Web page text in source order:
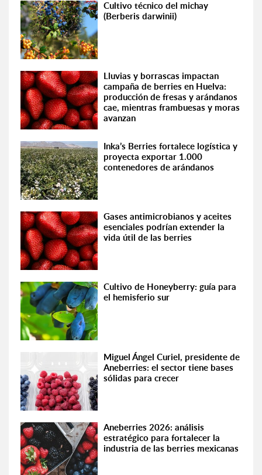
Cultivo técnico del michay
(Berberis darwinii)
Lluvias y borrascas impactan
campaña de berries en Huelva:
producción de fresas y arándanos
cae, mientras frambuesas y moras
avanzan
Inka’s Berries fortalece logística y
proyecta exportar 1.000
contenedores de arándanos
Gases antimicrobianos y aceites
esenciales podrían extender la
vida útil de las berries
Cultivo de Honeyberry: guía para
el hemisferio sur
Miguel Ángel Curiel, presidente de
Aneberries: el sector tiene bases
sólidas para crecer
Aneberries 2026: análisis
estratégico para fortalecer la
industria de las berries mexicanas